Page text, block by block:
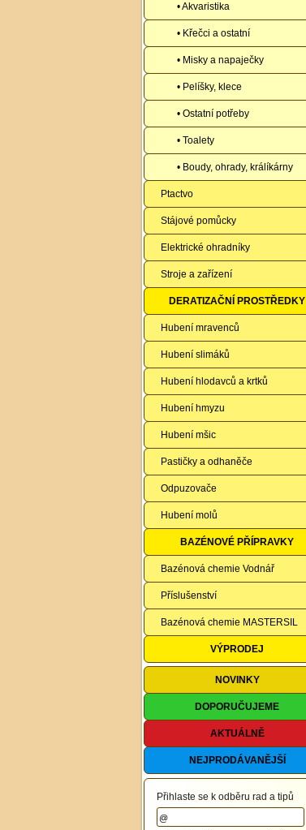
• Akvaristika
• Křečci a ostatní
• Misky a napaječky
• Pelíšky, klece
• Ostatní potřeby
• Toalety
• Boudy, ohrady, králíkárny
Ptactvo
Stájové pomůcky
Elektrické ohradníky
Stroje a zařízení
DERATIZAČNÍ PROSTŘEDKY
Hubení mravenců
Hubení slimáků
Hubení hlodavců a krtků
Hubení hmyzu
Hubení mšic
Pastičky a odhaněče
Odpuzovače
Hubení molů
BAZÉNOVÉ PŘÍPRAVKY
Bazénová chemie Vodnář
Příslušenství
Bazénová chemie MASTERSIL
VÝPRODEJ
NOVINKY
DOPORUČUJEME
AKTUÁLNĚ
NEJPRODÁVANĚJŠÍ
Přihlaste se k odběru rad a tipů